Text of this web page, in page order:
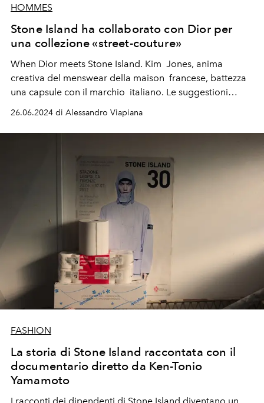
HOMMES
Stone Island ha collaborato con Dior per
una collezione «street-couture»
When Dior meets Stone Island. Kim Jones, anima
creativa del menswear della maison francese, battezza
una capsule con il marchio italiano. Le suggestioni
couture mutuate dagli archivi di Monsieur Christian Dior
si sposano con materie hi-performance inventate negli
anni ’80 da Massimo Osti.
26.06.2024 di Alessandro Viapiana
FASHION
La storia di Stone Island raccontata con il
documentario diretto da Ken-Tonio
Yamamoto